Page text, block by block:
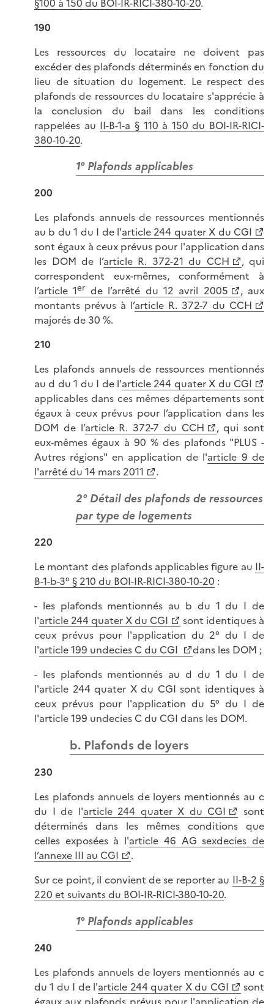
190
Les ressources du locataire ne doivent pas
excéder des plafonds déterminés en fonction du
lieu de situation du logement. Le respect des
plafonds de ressources du locataire s'apprécie à
la conclusion du bail dans les conditions
rappelées au II-B-1-a § 110 à 150 du BOI-IR-RICI-
380-10-20.
1° Plafonds applicables
200
Les plafonds annuels de ressources mentionnés
au b du 1 du I de l'article 244 quater X du CGI
sont égaux à ceux prévus pour l'application dans
les DOM de l’article R. 372-21 du CCH
, qui
correspondent eux-mêmes, conformément à
l’article 1er de l’arrêté du 12 avril 2005
, aux
montants prévus à l’article R. 372-7 du CCH
majorés de 30 %.
210
Les plafonds annuels de ressources mentionnés
au d du 1 du I de l'article 244 quater X du CGI
applicables dans ces mêmes départements sont
égaux à ceux prévus pour l’application dans les
DOM de l’article R. 372-7 du CCH
, qui sont
eux-mêmes égaux à 90 % des plafonds "PLUS -
Autres régions" en application de l'article 9 de
l'arrêté du 14 mars 2011
.
2° Détail des plafonds de ressources
par type de logements
220
Le montant des plafonds applicables figure au II-
B-1-b-3° § 210 du BOI-IR-RICI-380-10-20 :
- les plafonds mentionnés au b du 1 du I de
l'article 244 quater X du CGI
sont identiques à
ceux prévus pour l'application du 2° du I de
l'article 199 undecies C du CGI
dans les DOM ;
- les plafonds mentionnés au d du 1 du I de
l'article 244 quater X du CGI sont identiques à
ceux prévus pour l'application du 5° du I de
l'article 199 undecies C du CGI dans les DOM.
b. Plafonds de loyers
230
Les plafonds annuels de loyers mentionnés au c
du I de l'article 244 quater X du CGI
sont
déterminés dans les mêmes conditions que
celles exposées à l'article 46 AG sexdecies de
l’annexe III au CGI
.
Sur ce point, il convient de se reporter au II-B-2 §
220 et suivants du BOI-IR-RICI-380-10-20.
1° Plafonds applicables
240
Les plafonds annuels de loyers mentionnés au c
du 1 du I de l'article 244 quater X du CGI
sont